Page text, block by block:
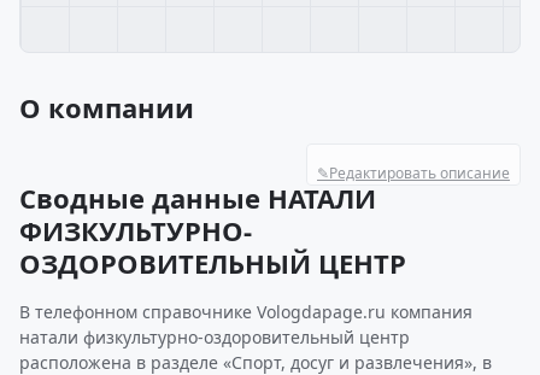
О компании
✎Редактировать описание
Сводные данные НАТАЛИ
ФИЗКУЛЬТУРНО-
ОЗДОРОВИТЕЛЬНЫЙ ЦЕНТР
В телефонном справочнике Vologdapage.ru компания
натали физкультурно-оздоровительный центр
расположена в разделе «Спорт, досуг и развлечения», в